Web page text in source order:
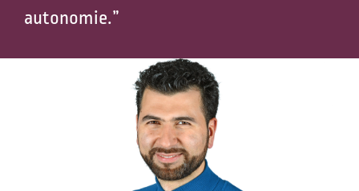
autonomie.”